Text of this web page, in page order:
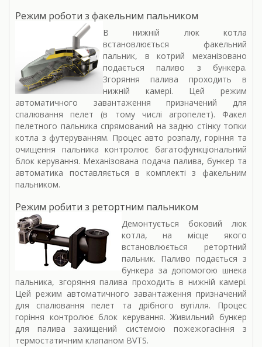
Режим роботи з факельним пальником
В нижній люк котла
встановлюється факельний
пальник, в котрий механізовано
подається паливо з бункера.
Згоряння палива проходить в
нижній камері. Цей режим
автоматичного завантаження призначений для
спалювання пелет (в тому числі агропелет). Факел
пелетного пальника спрямований на задню стінку топки
котла з футеруванням. Процес авто розпалу, горіння та
очищення пальника контролює багатофункціональний
блок керування. Механізована подача палива, бункер та
автоматика поставляється в комплекті з факельним
пальником.
Режим робити з ретортним пальником
Демонтується боковий люк
котла, на місце якого
встановлюється ретортний
пальник. Паливо подається з
бункера за допомогою шнека
пальника, згоряння палива проходить в нижній камері.
Цей режим автоматичного завантаження призначений
для спалювання пелет та дрібного вугілля. Процес
горіння контролює блок керування. Живильний бункер
для палива захищений системою пожежогасіння з
термостатичним клапаном BVTS.